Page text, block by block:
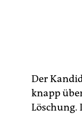
Der
knapp
Löschung.